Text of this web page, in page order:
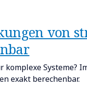
von
komplexe Systeme?
exakt berechenbar.